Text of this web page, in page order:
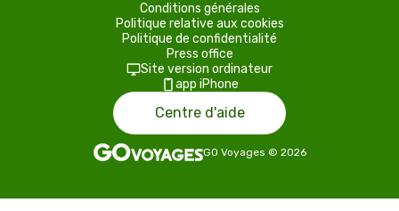
Conditions générales
Politique relative aux cookies
Politique de confidentialité
Press office
Site version ordinateur
app iPhone
Centre d'aide
GO Voyages © 2026